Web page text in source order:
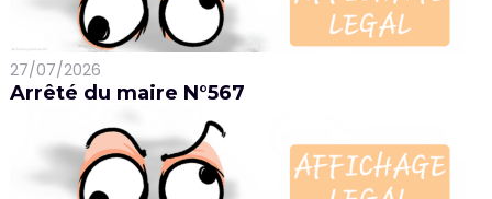
27/07/2026
Arrêté du maire N°567